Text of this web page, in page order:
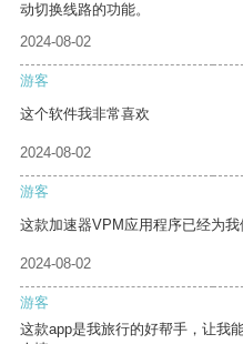
动切换线路的功能。
2024-08-02
游客
这个软件我非常喜欢
2024-08-02
游客
这款加速器VPM应用程序已经为我
2024-08-02
游客
这款app是我旅行的好帮手，让我